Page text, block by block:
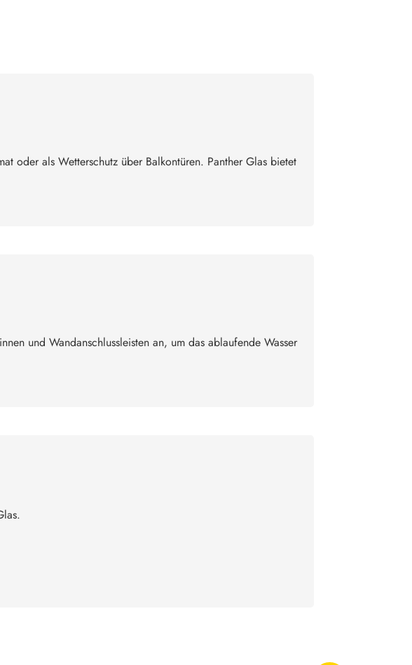
oder als Wetterschutz über Balkontüren. Panther Glas bietet
und Wandanschlussleisten an, um das ablaufende Wasser